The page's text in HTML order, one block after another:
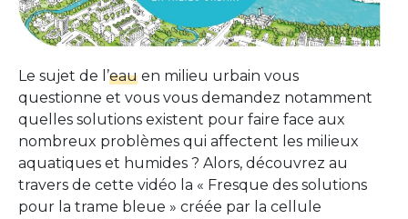
Le sujet de l’eau en milieu urbain vous
questionne et vous vous demandez notamment
quelles solutions existent pour faire face aux
nombreux problèmes qui affectent les milieux
aquatiques et humides ? Alors, découvrez au
travers de cette vidéo la « Fresque des solutions
pour la trame bleue » créée par la cellule